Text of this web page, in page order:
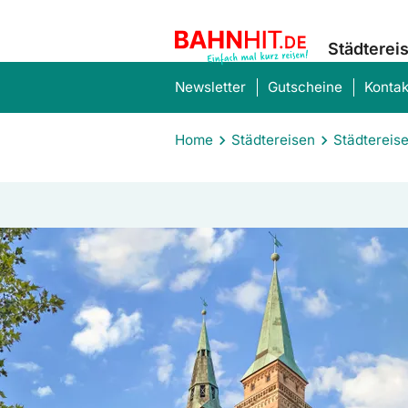
Newsletter Gutscheine
Home Städtereisen